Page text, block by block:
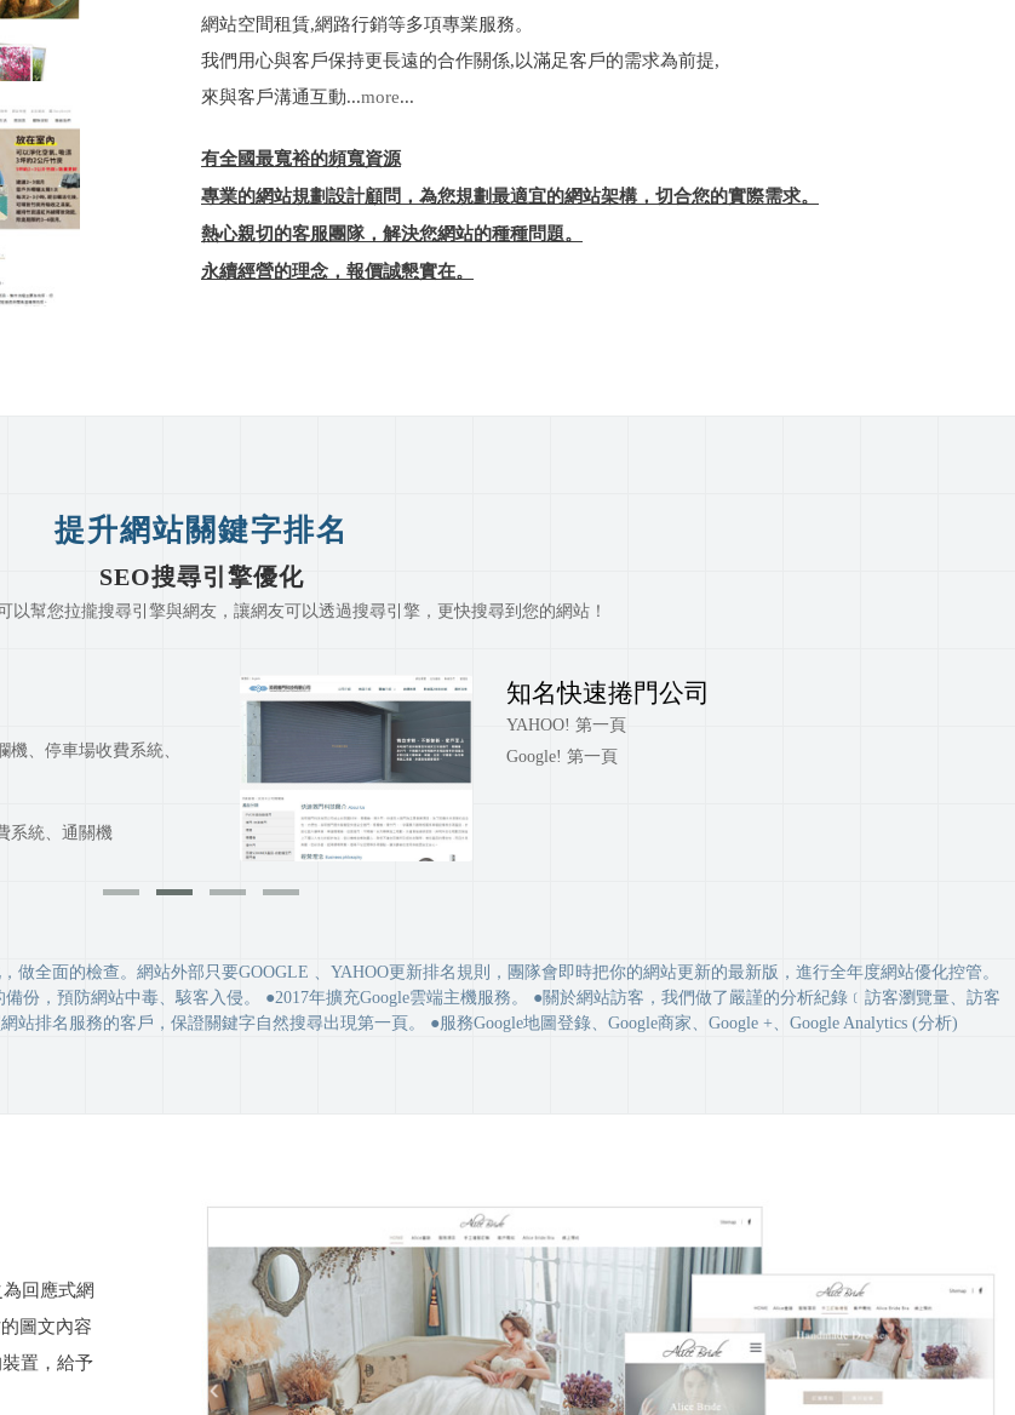
網站空間租賃,網路行銷等多項專業服務。
我們用心與客戶保持更長遠的合作關係,以滿足客戶的需求為前提,
來與客戶溝通互動...more...
有全國最寬裕的頻寬資源
專業的網站規劃設計顧問，為您規劃最適宜的網站架構，切合您的實際需求。
熱心親切的客服團隊，解決您網站的種種問題。
永續經營的理念，報價誠懇實在。
提升網站關鍵字排名
SEO搜尋引擎優化
以幫您拉攏搜尋引擎與網友，讓網友可以透過搜尋引擎，更快搜尋到您的網站！
、停車場收費系統、
統、通關機
知名快速捲門公司
YAHOO! 第一頁
Google! 第一頁
做全面的檢查。網站外部只要GOOGLE 、YAHOO更新排名規則，團隊會即時把你的網站更新的最新版，進行全年度網站優化控管。
份，預防網站中毒、駭客入侵。 ●2017年擴充Google雲端主機服務。 ●關於網站訪客，我們做了嚴謹的分析紀錄﹝訪客瀏覽量、訪客
排名服務的客戶，保證關鍵字自然搜尋出現第一頁。 ●服務Google地圖登錄、Google商家、Google +、Google Analytics (分析)
回應式網
圖文內容
置，給予